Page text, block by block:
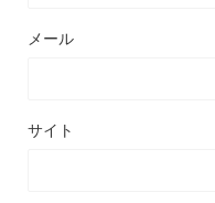
メール
サイト